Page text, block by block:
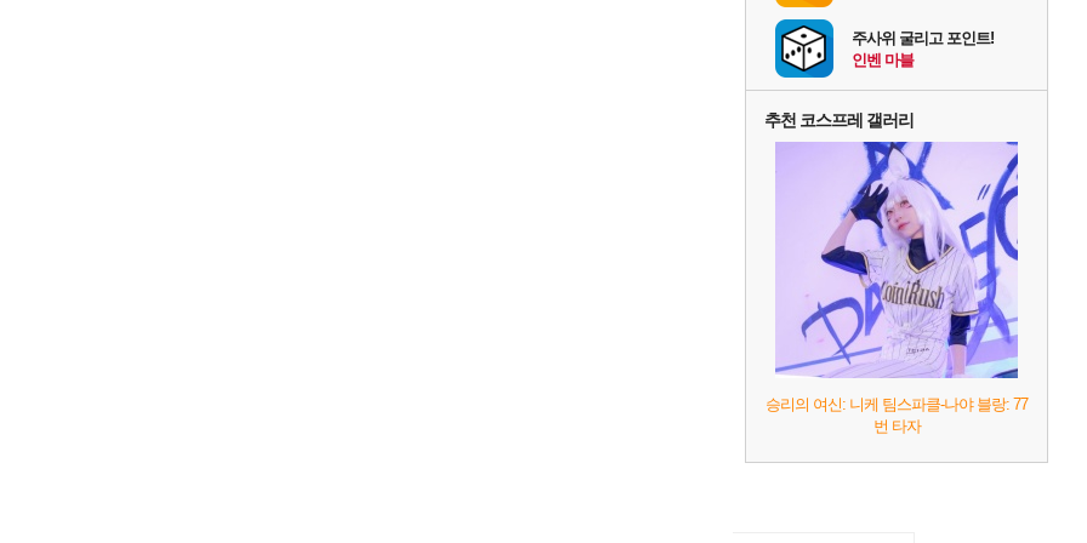
주사위 굴리고 포인트!
인벤 마블
추천 코스프레 갤러리
승리의 여신: 니케 팀스파클-나야 블랑: 77
번 타자